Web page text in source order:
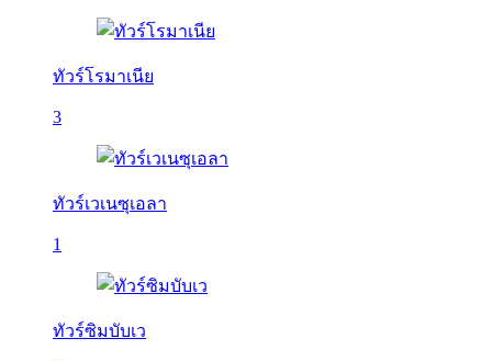
ทัวร์โรมาเนีย
3
ทัวร์เวเนซุเอลา
1
ทัวร์ซิมบับเว